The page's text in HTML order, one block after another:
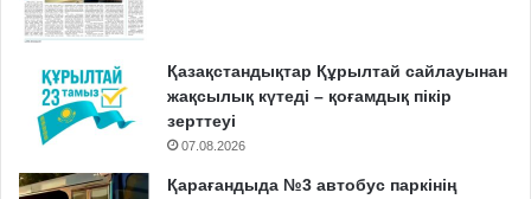
Қазақстандықтар Құрылтай сайлауынан
жақсылық күтеді – қоғамдық пікір
зерттеуі
07.08.2026
Қарағандыда №3 автобус паркінің